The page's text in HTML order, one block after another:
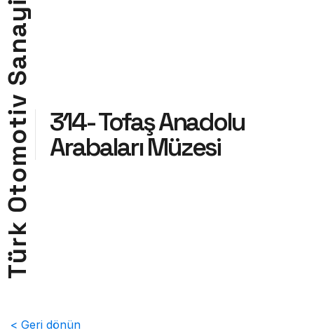
T
ü
r
k
O
t
o
m
o
t
i
v
S
a
n
a
y
i
314- Tofaş Anadolu
Arabaları Müzesi
< Geri dönün